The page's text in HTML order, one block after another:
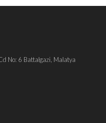
No: 6 Battalgazi, Malatya